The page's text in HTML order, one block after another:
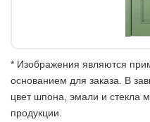
* Изображения являются
основанием для заказа. В
цвет шпона, эмали и стекла
продукции.